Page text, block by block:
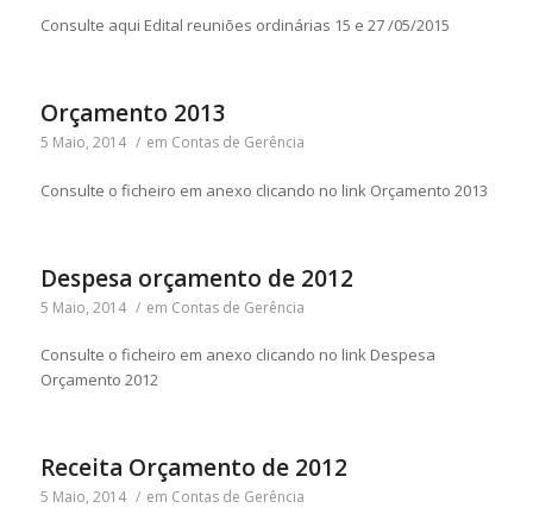
Consulte aqui Edital reuniões ordinárias 15 e 27 /05/2015
Orçamento 2013
5 Maio, 2014 / em Contas de Gerência
Consulte o ficheiro em anexo clicando no link Orçamento 2013
Despesa orçamento de 2012
5 Maio, 2014 / em Contas de Gerência
Consulte o ficheiro em anexo clicando no link Despesa
Orçamento 2012
Receita Orçamento de 2012
5 Maio, 2014 / em Contas de Gerência